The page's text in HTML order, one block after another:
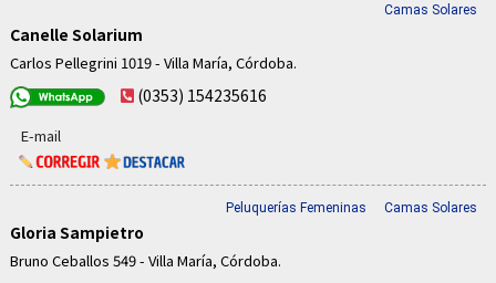
Camas Solares
Canelle Solarium
Carlos Pellegrini 1019 - Villa María, Córdoba.
(0353) 154235616
E-mail
Peluquerías Femeninas Camas Solares
Gloria Sampietro
Bruno Ceballos 549 - Villa María, Córdoba.